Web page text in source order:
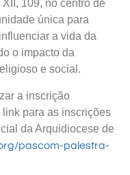
109, no centro de
única para
a vida da
o impacto da
e social.
a inscrição
para as inscrições
da Arquidiocese de
pascom-palestra-